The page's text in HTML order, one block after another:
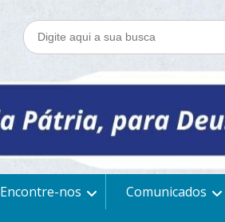
Encontre-nos
Comunicados